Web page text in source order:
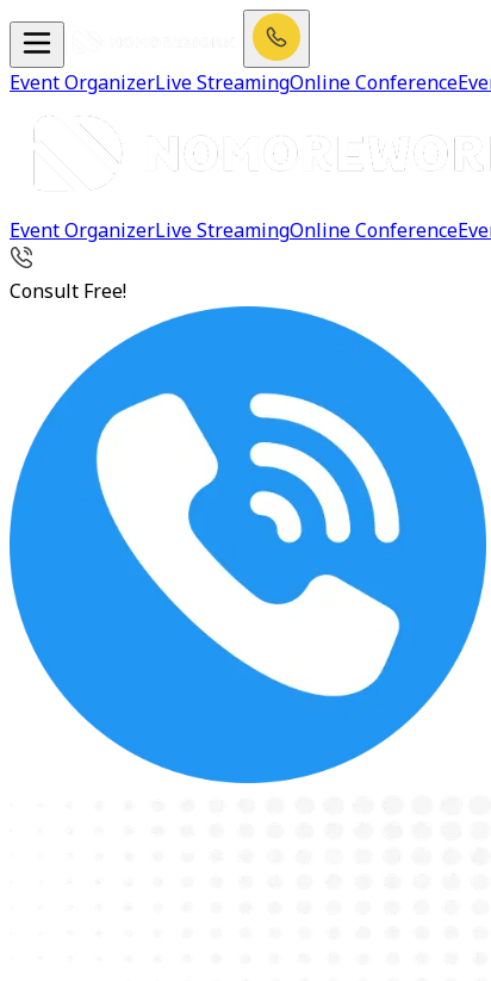
Event OrganizerLive StreamingOnline Conference
Event OrganizerLive StreamingOnline Conference
Consult Free!